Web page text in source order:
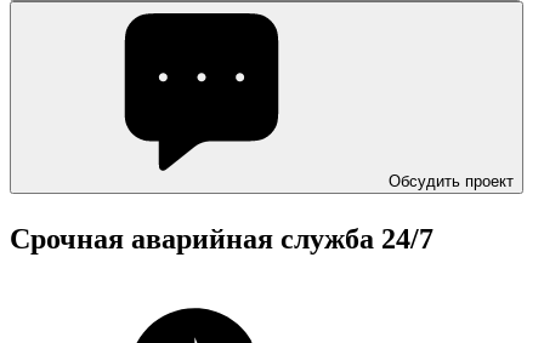
Обсудить проект
Срочная аварийная служба 24/7